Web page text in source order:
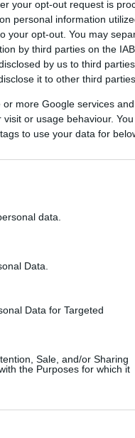
your opt-out request is
personal information
your opt-out. You may
by third parties on the
by us to third
it to other third parties.
more Google services
or usage behaviour.
to use your data for
data.
Data.
Data for Targeted
Sale, and/or Sharing
the Purposes for which it
a capire cosa
di strutture dove
per weekend di
di pausa.
dimarecolline
spiagge